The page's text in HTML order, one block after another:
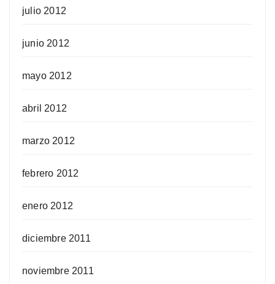
julio 2012
junio 2012
mayo 2012
abril 2012
marzo 2012
febrero 2012
enero 2012
diciembre 2011
noviembre 2011